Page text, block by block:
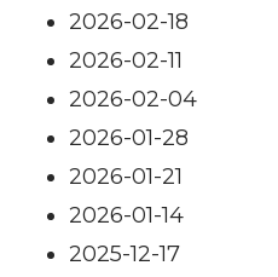
2026-02-18
2026-02-11
2026-02-04
2026-01-28
2026-01-21
2026-01-14
2025-12-17